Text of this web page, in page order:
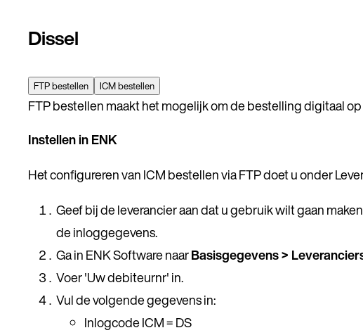
Dissel
FTP bestellen ICM bestellen
FTP bestellen maakt het mogelijk om de bestelling digitaal
Instellen in ENK
Het configureren van ICM bestellen via FTP doet u onder
Geef bij de leverancier aan dat u gebruik wilt gaan
de inloggegevens.
Ga in ENK Software naarBasisgegevens >
Voer 'Uw debiteurnr' in.
Vul de volgende gegevens in:
Inlogcode ICM = DS